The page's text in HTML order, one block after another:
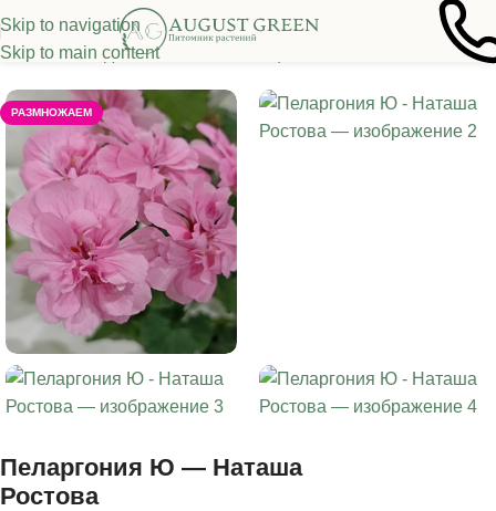
Skip to navigation
Skip to main content
Главная/Кадочные, комнатные цветы
РАЗМНОЖАЕМ
Пеларгония Ю — Наташа
Ростова